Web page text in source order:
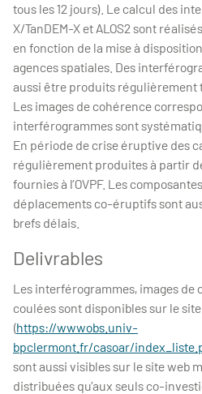
tous les 12 jours). Le calcul des
X/TanDEM-X et ALOS2 sont
en fonction de la mise à
agences spatiales. Des
aussi être produits régulièrement
Les images de cohérence
interférogrammes sont
En période de crise éruptive des
régulièrement produites à partir
fournies à l’OVPF. Les
déplacements co-éruptifs sont
brefs délais.
Delivrables
Les interférogrammes, images de
coulées sont disponibles sur le
(https://wwwobs.univ-
bpclermont.fr/casoar/
sont aussi visibles sur le site web
distribuées qu’aux seuls co-